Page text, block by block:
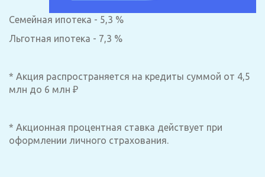
Семейная ипотека - 5,3 %
Льготная ипотека - 7,3 %
* Акция распространяется на кредиты суммой от 4,5
млн до 6 млн ₽
* Акционная процентная ставка действует при
оформлении личного страхования.